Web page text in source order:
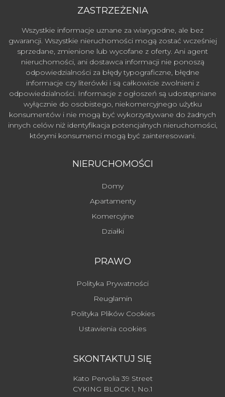
ZASTRZEŻENIA
Wszystkie informacje uznane za wiarygodne, ale bez
gwarancji. Wszystkie nieruchomości mogą zostać wcześniej
sprzedane, zmienione lub wycofane z oferty. Ani agent
nieruchomości, ani dostawca informacji nie ponoszą
odpowiedzialności za błędy typograficzne, błędne
informacje czy literówki i są całkowicie zwolnieni z
odpowiedzialności. Informacje z ogłoszeń są udostępniane
wyłącznie do osobistego, niekomercyjnego użytku
konsumentów i nie mogą być wykorzystywane do żadnych
innych celów niż identyfikacja potencjalnych nieruchomości,
którymi konsumenci mogą być zainteresowani.
NIERUCHOMOŚCI
Domy
Apartamenty
Komercyjne
Działki
PRAWO
Polityka Prywatności
Reuglamin
Polityka Plików Cookies
Ustawienia cookies
SKONTAKTUJ SIĘ
Kato Pervolia 39 Street
CYKING BLOCK 1, No.1